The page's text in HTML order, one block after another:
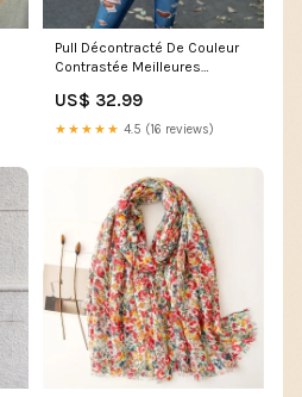
Pull Décontracté De Couleur
Contrastée Meilleures
US$ 32.99
★★★★★ 4.5 (16 reviews)